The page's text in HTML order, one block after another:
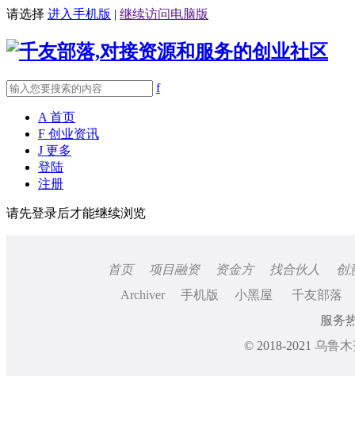
请选择 进入手机版 | 继续访问电脑版
f
A 首页
F 创业资讯
J 更多
登陆
注册
请先登录后才能继续浏览
首页 项目融资 资金方 找合伙人
创
Archiver
手机版 小黑屋
千友部落
服务
© 2018-2021 乌鲁